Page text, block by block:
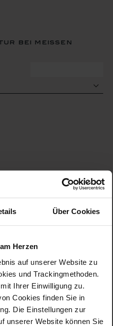
Über Cookies
Herzen
auf unserer Website zu
und Trackingmethoden.
Ihrer Einwilligung zu.
Cookies finden Sie in
Die Einstellungen zur
unserer Website können Sie
bei meissen
drachen